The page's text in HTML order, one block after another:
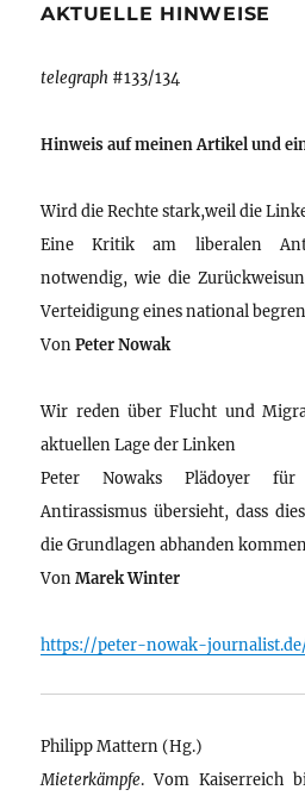
AKTUELLE HINWEISE
telegraph #133/134
Hinweis auf meinen Artikel und
Wird die Rechte stark,weil die
Eine Kritik am liberalen
notwendig, wie die
Verteidigung eines national
VonPeter Nowak
Wir reden über Flucht und
aktuellen Lage der Linken
Peter Nowaks Plädoyer für
Antirassismus übersieht, dass
die Grundlagen abhanden
VonMarek Winter
https://peter-nowak-
Philipp Mattern (Hg.)
Mieterkämpfe. Vom Kaiserreich